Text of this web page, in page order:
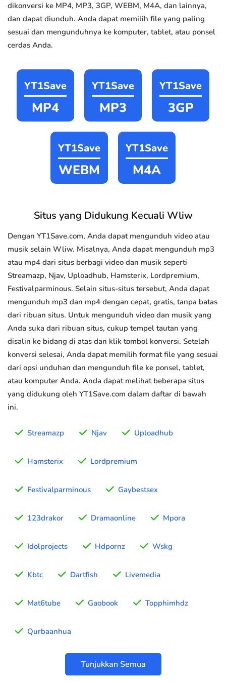
dikonversi ke MP4, MP3, 3GP, WEBM, M4A, dan lainnya,
dan dapat diunduh. Anda dapat memilih file yang paling
sesuai dan mengunduhnya ke komputer, tablet, atau ponsel
cerdas Anda.
YT1Save
MP4
YT1Save
MP3
YT1Save
3GP
YT1Save
WEBM
YT1Save
M4A
Situs yang Didukung Kecuali Wliw
Dengan YT1Save.com, Anda dapat mengunduh video atau
musik selain Wliw. Misalnya, Anda dapat mengunduh mp3
atau mp4 dari situs berbagi video dan musik seperti
Streamazp, Njav, Uploadhub, Hamsterix, Lordpremium,
Festivalparminous. Selain situs-situs tersebut, Anda dapat
mengunduh mp3 dan mp4 dengan cepat, gratis, tanpa batas
dari ribuan situs. Untuk mengunduh video dan musik yang
Anda suka dari ribuan situs, cukup tempel tautan yang
disalin ke bidang di atas dan klik tombol konversi. Setelah
konversi selesai, Anda dapat memilih format file yang sesuai
dari opsi unduhan dan mengunduh file ke ponsel, tablet,
atau komputer Anda. Anda dapat melihat beberapa situs
yang didukung oleh YT1Save.com dalam daftar di bawah
ini.
Streamazp Njav Uploadhub
Hamsterix Lordpremium
Festivalparminous Gaybestsex
123drakor Dramaonline Mpora
Idolprojects Hdpornz Wskg
Kbtc Dartfish Livemedia
Mat6tube Gaobook Topphimhdz
Qurbaanhua
Tunjukkan Semua